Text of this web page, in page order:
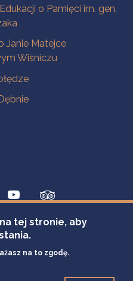
o Pamięci im. gen.
Janie Matejce
Wiśniczu
tej stronie, aby
na to zgodę.